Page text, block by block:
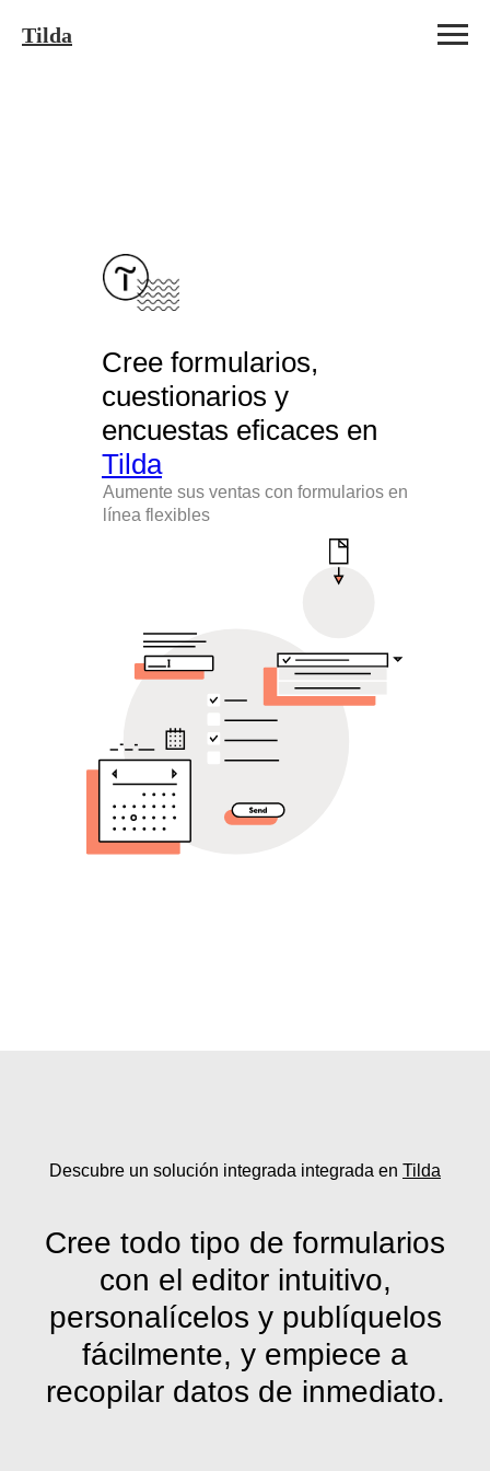
Tilda
Cree formularios,
cuestionarios y
encuestas eficaces en
Tilda
Aumente sus ventas con formularios en
línea flexibles
Descubre un solución integrada integrada en Tilda
Cree todo tipo de formularios
con el editor intuitivo,
personalícelos y publíquelos
fácilmente, y empiece a
recopilar datos de inmediato.